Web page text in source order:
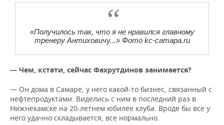
«Получилось так, что я не нравился главному
тренеру Антиховичу...» Фото kc-camapa.ru
— Чем, кстати, сейчас Фахрутдинов занимается?
— Он дома в Самаре, у него какой-то бизнес, связанный с
нефтепродуктами. Виделись с ним в последний раз в
Нижнекамске на 20-летнем юбилее клуба. Вроде бы все у
него удачно складывается, все нормально.